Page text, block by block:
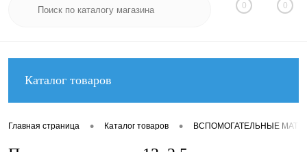
0 0
Каталог товаров
Главная страница • Каталог товаров • ВСПОМОГАТЕЛЬНЫЕ